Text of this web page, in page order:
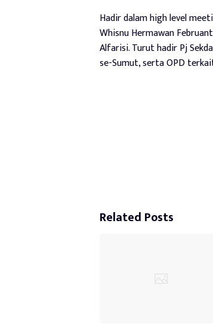
Hadir dalam high level
Whisnu Hermawan
Alfarisi. Turut hadir Pj
se-Sumut, serta OPD
Related Posts